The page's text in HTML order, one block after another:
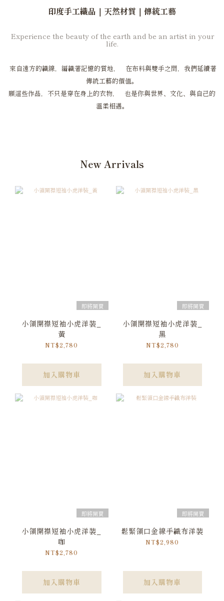
印度手工織品｜天然材質｜傳統工藝
Experience the beauty of the earth and be an artist in your
life.
來自遠方的織線，編織著記憶的質地， 在布料與雙手之間，我們延續著
傳統工藝的價值。
願這些作品，不只是穿在身上的衣物， 也是你與世界、文化、與自己的
溫柔相遇。
New Arrivals
即將開賣
小領開襟短袖小虎洋裝_
黃
NT$2,780
加入購物車
即將開賣
小領開襟短袖小虎洋裝_
黑
NT$2,780
加入購物車
即將開賣
小領開襟短袖小虎洋裝_
咖
NT$2,780
加入購物車
即將開賣
鬆緊領口金線手織布洋裝
NT$2,980
加入購物車